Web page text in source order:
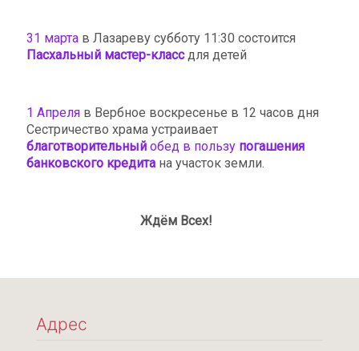
31 марта в Лазареву субботу 11:30 состоится
Пасхальный мастер-классдля детей
1 Апреля в Вербное воскресенье в 12 часов дня
Сестричество храма устраивает
благотворительный обед в пользу погашения
банковского кредита на участок земли.
Ждём Всех!
Адрес